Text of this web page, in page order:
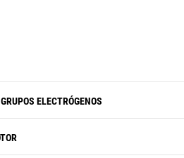
ELECTRÓGENOS